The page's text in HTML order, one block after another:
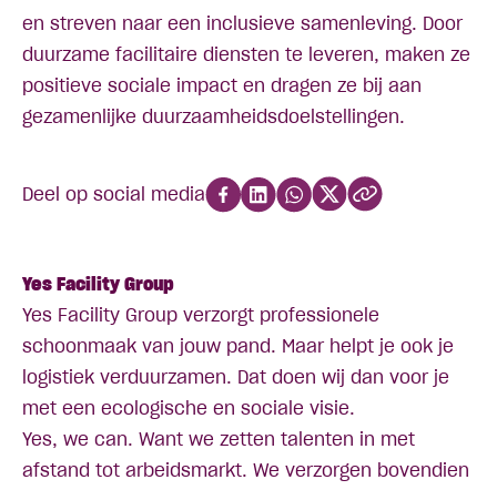
en streven naar een inclusieve samenleving. Door
duurzame facilitaire diensten te leveren, maken ze
positieve sociale impact en dragen ze bij aan
gezamenlijke duurzaamheidsdoelstellingen.
Deel op social media
Yes Facility Group
Yes Facility Group verzorgt professionele
schoonmaak van jouw pand. Maar helpt je ook je
logistiek verduurzamen. Dat doen wij dan voor je
met een ecologische en sociale visie.
Yes, we can. Want we zetten talenten in met
afstand tot arbeidsmarkt. We verzorgen bovendien